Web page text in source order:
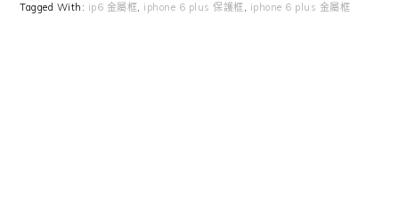
Tagged With: ip6 金屬框, iphone 6 plus 保護框, iphone 6 plus 金屬框